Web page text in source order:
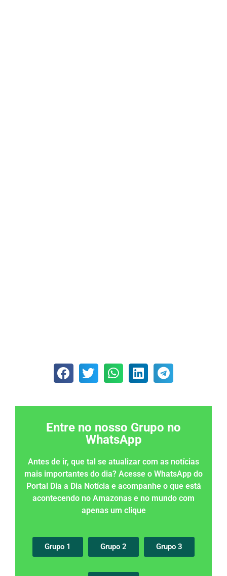
Entre no nosso Grupo no
WhatsApp
Antes de ir, que tal se atualizar com as notícias
mais importantes do dia? Acesse o WhatsApp do
Portal Dia a Dia Notícia e acompanhe o que está
acontecendo no Amazonas e no mundo com
apenas um clique
Grupo 1 Grupo 2 Grupo 3